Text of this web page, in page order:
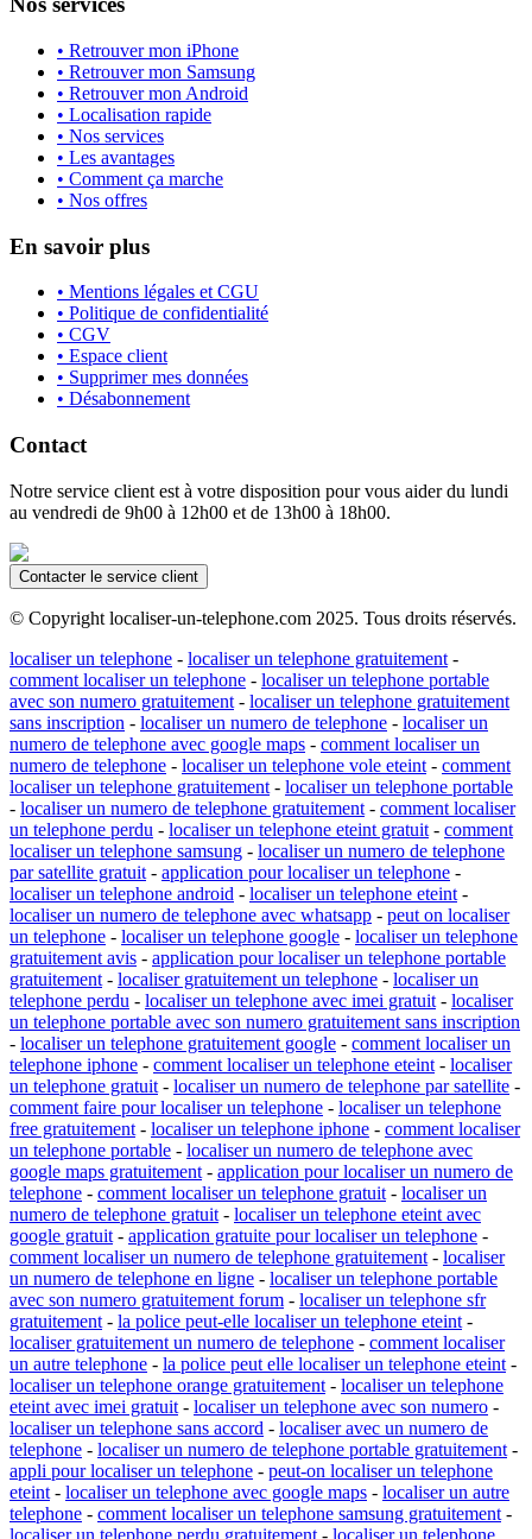
• Retrouver mon iPhone
• Retrouver mon Samsung
• Retrouver mon Android
• Localisation rapide
• Nos services
• Les avantages
• Comment ça marche
• Nos offres
En savoir plus
• Mentions légales et CGU
• Politique de confidentialité
• CGV
• Espace client
• Supprimer mes données
• Désabonnement
Contact
Notre service client est à votre disposition pour vous aider du lundi
au vendredi de 9h00 à 12h00 et de 13h00 à 18h00.
Contacter le service client
© Copyright localiser-un-telephone.com 2025. Tous droits réservés.
localiser un telephone - localiser un telephone gratuitement -
comment localiser un telephone - localiser un telephone portable
avec son numero gratuitement - localiser un telephone gratuitement
sans inscription - localiser un numero de telephone - localiser un
numero de telephone avec google maps - comment localiser un
numero de telephone - localiser un telephone vole eteint - comment
localiser un telephone gratuitement - localiser un telephone portable
- localiser un numero de telephone gratuitement - comment localiser
un telephone perdu - localiser un telephone eteint gratuit - comment
localiser un telephone samsung - localiser un numero de telephone
par satellite gratuit - application pour localiser un telephone -
localiser un telephone android - localiser un telephone eteint -
localiser un numero de telephone avec whatsapp - peut on localiser
un telephone - localiser un telephone google - localiser un telephone
gratuitement avis - application pour localiser un telephone portable
gratuitement - localiser gratuitement un telephone - localiser un
telephone perdu - localiser un telephone avec imei gratuit - localiser
un telephone portable avec son numero gratuitement sans inscription
- localiser un telephone gratuitement google - comment localiser un
telephone iphone - comment localiser un telephone eteint - localiser
un telephone gratuit - localiser un numero de telephone par satellite -
comment faire pour localiser un telephone - localiser un telephone
free gratuitement - localiser un telephone iphone - comment localiser
un telephone portable - localiser un numero de telephone avec
google maps gratuitement - application pour localiser un numero de
telephone - comment localiser un telephone gratuit - localiser un
numero de telephone gratuit - localiser un telephone eteint avec
google gratuit - application gratuite pour localiser un telephone -
comment localiser un numero de telephone gratuitement - localiser
un numero de telephone en ligne - localiser un telephone portable
avec son numero gratuitement forum - localiser un telephone sfr
gratuitement - la police peut-elle localiser un telephone eteint -
localiser gratuitement un numero de telephone - comment localiser
un autre telephone - la police peut elle localiser un telephone eteint -
localiser un telephone orange gratuitement - localiser un telephone
eteint avec imei gratuit - localiser un telephone avec son numero -
localiser un telephone sans accord - localiser avec un numero de
telephone - localiser un numero de telephone portable gratuitement -
appli pour localiser un telephone - peut-on localiser un telephone
eteint - localiser un telephone avec google maps - localiser un autre
telephone - comment localiser un telephone samsung gratuitement -
localiser un telephone perdu gratuitement - localiser un telephone